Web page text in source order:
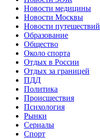
Новости медицины
Новости Москвы
Новости путешествий
Образование
Общество
Около спорта
Отдых в России
Отдых за границей
ПДД
Политика
Происшествия
Психология
Рынки
Сериалы
Спорт